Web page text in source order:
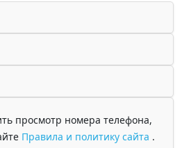
просмотр номера телефона,
Правила и политику сайта .